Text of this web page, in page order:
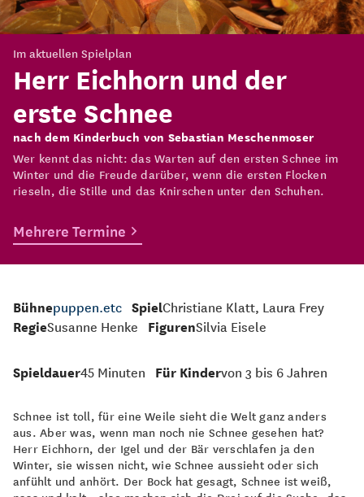
Im aktuellen Spielplan
Herr Eichhorn und der
erste Schnee
nach dem Kinderbuch von Sebastian Meschenmoser
Wer kennt das nicht: das Warten auf den ersten Schnee im
Winter und die Freude darüber, wenn die ersten Flocken
rieseln, die Stille und das Knirschen unter den Schuhen.
Mehrere Termine
Schnee ist toll, für eine Weile sieht die Welt ganz anders
aus. Aber was, wenn man noch nie Schnee gesehen hat?
Herr Eichhorn, der Igel und der Bär verschlafen ja den
Winter, sie wissen nicht, wie Schnee aussieht oder sich
anfühlt und anhört. Der Bock hat gesagt, Schnee ist weiß,
Bühnepuppen.etc SpielChristiane Klatt, Laura Frey
RegieSusanne Henke FigurenSilvia Eisele
Spieldauer45 Minuten Für Kindervon 3 bis 6 Jahren